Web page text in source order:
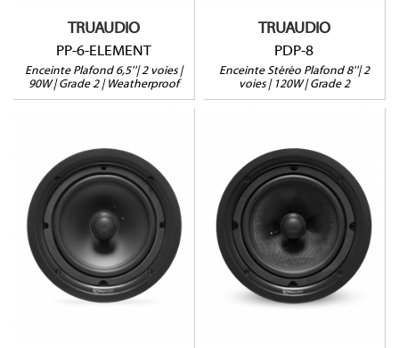
TRUAUDIO
PP-6-ELEMENT
Enceinte Plafond 6,5''| 2 voies |
90W | Grade 2 | Weatherproof
TRUAUDIO
PDP-8
Enceinte Stéréo Plafond 8''| 2
voies | 120W | Grade 2
PP-8
120W@8Ω
Profondeur : 101mm
Vendue à l'unité
Garantie 5 ans
140W@8Ω
Profondeur : 101mm
Vendue à l'unité
Garantie 5 ans